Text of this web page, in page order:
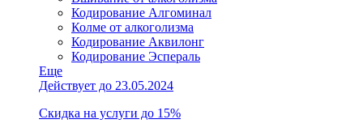
Кодирование Алгоминал
Колме от алкоголизма
Кодирование Аквилонг
Кодирование Эспераль
Еще
Действует до 23.05.2024
Скидка на услуги до 15%